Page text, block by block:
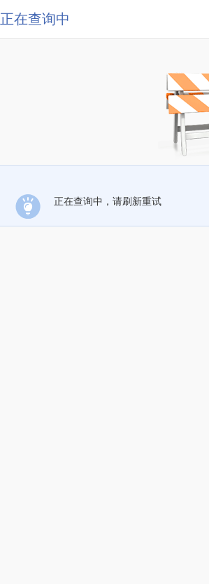
正在查询中
正在查询中，请刷新重试